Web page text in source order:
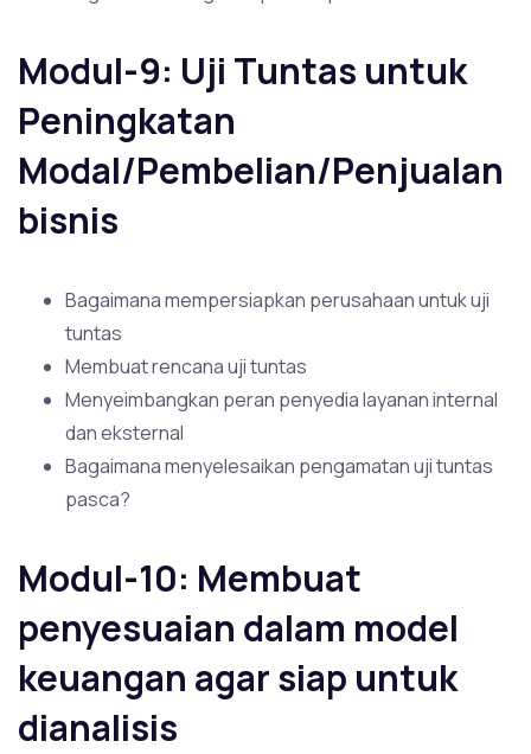
Modul-9: Uji Tuntas untuk
Peningkatan
Modal/Pembelian/Penjualan
bisnis
Bagaimana mempersiapkan perusahaan untuk uji
tuntas
Membuat rencana uji tuntas
Menyeimbangkan peran penyedia layanan internal
dan eksternal
Bagaimana menyelesaikan pengamatan uji tuntas
pasca?
Modul-10: Membuat
penyesuaian dalam model
keuangan agar siap untuk
dianalisis